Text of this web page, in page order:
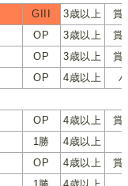
GIII 3歳以上
賞
OP 3歳以上
賞
OP 3歳以上
賞
OP 4歳以上
OP 4歳以上
賞
1勝 4歳以上
OP 4歳以上
賞